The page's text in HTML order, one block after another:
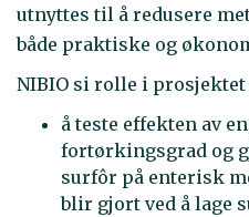
utnyttes til å redusere
både praktiske og
NIBIO si rolle i prosjektet
å teste effekten av
fortørkingsgrad og
surfôr på enterisk
blir gjort ved å lage